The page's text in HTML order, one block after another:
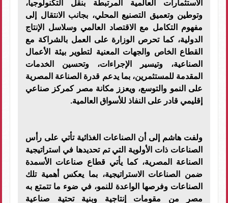
الاستثمارات العالمية المرتبطة بنقل التكنولوجيا،
وتوطين وتعميق التصنيع المحلي، بجانب الانتقال إلى
مفهوم التكامل مع الاقتصاد العالمي وسلاسل الإنتاج
الدولية، كما تحرص الوزارة على العمل بالشراكة مع
القطاع الخاص والجهات المعنية لتطوير بيئة الأعمال
الصناعية، وتيسير الإجراءات، وتحسين الخدمات
المقدمة للمستثمرين، بما يدعم قدرة الصناعة المصرية
على النمو والتوسع، ويعزز مكانة مصر كمركز صناعي
إقليمي قادر على النفاذ للأسواق العالمية.
ولفت هاشم إلى أن الصناعات الغذائية تأتي على رأس
الصناعات ذات الأولوية التي تم تحديدها في استراتيجية
الصناعة المصرية، كما يأتي قطاع صناعات الأسمدة
ضمن الصناعات الاستراتيجية، بما يعكس أهمية تلك
الصناعات وفرصها الواعدة للنمو، في ضوء ما تتمتع به
مصر من مقومات إنتاجية وبنية تحتية صناعية